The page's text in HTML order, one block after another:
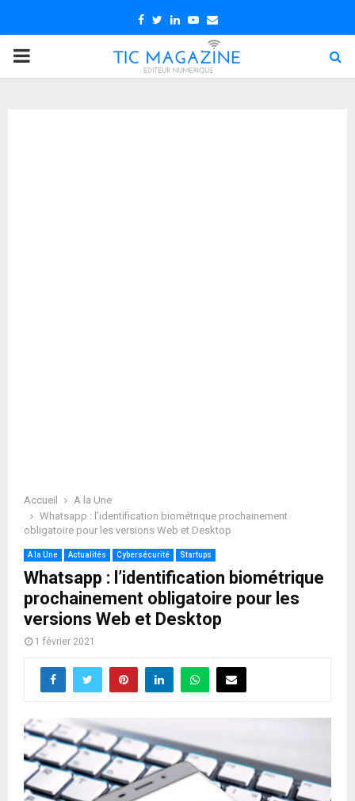
Facebook
TwitterLinkedin
Youtube
Email
PRIMARY
Accueil
A la Une
Whatsapp : l’identification biométrique prochainement
obligatoire pour les versions Web et Desktop
A la Une Actualités Cybersécurité Startups
Whatsapp : l’identification biométrique
prochainement obligatoire pour les
versions Web et Desktop
1 février 2021